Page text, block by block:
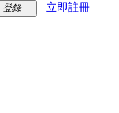
登錄 立即註冊